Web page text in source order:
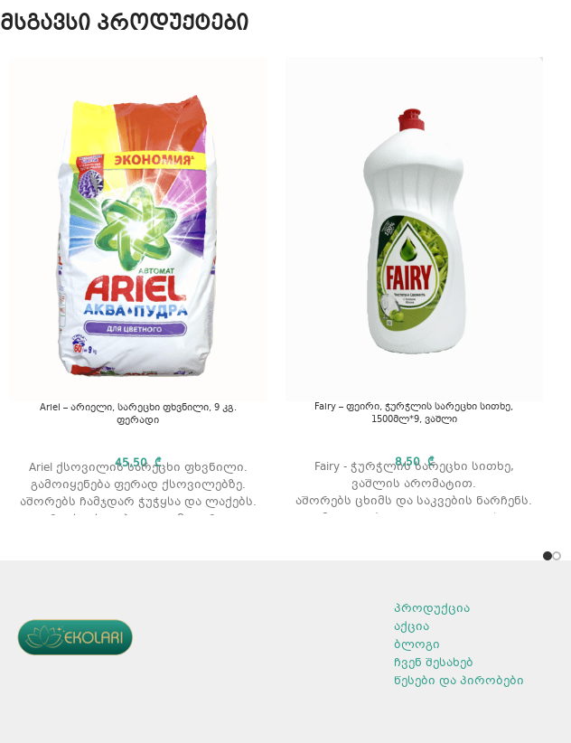
მსგავსი პროდუქტები
Ariel – არიელი, სარეცხი ფხვნილი, 9 კგ.
ფერადი
45,50₾
Ariel ქსოვილის სარეცხი ფხვნილი.
გამოიყენება ფერად ქსოვილებზე.
აშორებს ჩამჯდარ ჭუჭყსა და ლაქებს.
რეცხვის ტიპი: ავტომატური.
არსებულ დოზირების წესებს და
დაიცავით რეცხვისას. თვალში
მოხვედრის შემთხვევაში, სწრაფად
Fairy – ფეირი, ჭურჭლის სარეცხი სითხე,
1500მლ*9, ვაშლი
8,50₾
Fairy - ჭურჭლის სარეცხი სითხე,
ვაშლის არომატით.
აშორებს ცხიმს და საკვების ნარჩენს.
გამოიყენება როგორც ცივი ასევე
რაოდენობა შეფუთვაში: 16
არომატი: ლიმონი.
პროდუქცია
აქცია
ბლოგი
ჩვენ შესახებ
წესები და პირობები